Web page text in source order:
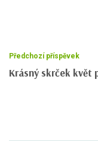
Předchozí příspěvek
Krásný skrček květ